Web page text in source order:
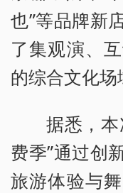
也”等品牌新
了集观演、
的综合文化场
据悉，
费季”通过创
旅游体验与